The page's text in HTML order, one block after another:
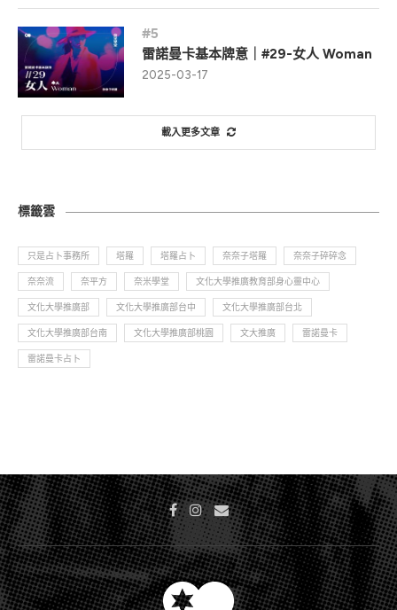
雷諾曼卡基本牌意｜#29-女人 Woman
2025-03-17
載入更多文章
標籤雲
只是占卜事務所 塔羅 塔羅占卜 奈奈子塔羅 奈奈子碎碎念
奈奈流 奈平方 奈米學堂 文化大學推廣教育部身心靈中心
文化大學推廣部 文化大學推廣部台中 文化大學推廣部台北
文化大學推廣部台南 文化大學推廣部桃園 文大推廣 雷諾曼卡
雷諾曼卡占卜